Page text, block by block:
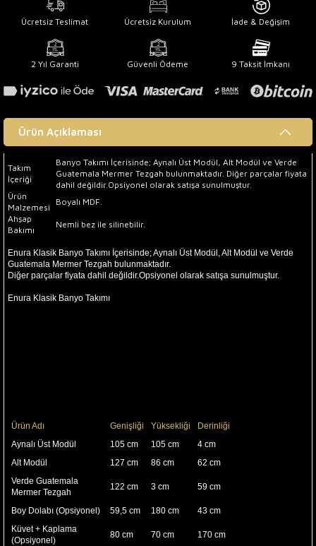
Ücretsiz Teslimat Ücretsiz Kurulum İade & Değişim
2 Yıl Garanti Güvenli Ödeme 9 Taksit İmkanı
Ürün Açıklaması
Takım
İçeriği
Banyo Takımı İçerisinde; Aynalı Üst Modül, Alt Modül ve Verde
Guatemala Mermer Tezgah bulunmaktadır. Diğer parçalar fiyata
dahil değildir.Opsiyonel olarak satışa sunulmuştur.
Ürün
Malzemesi
Boyalı MDF.
Ahşap
Bakımı
Nemli bez ile silinebilir.
Enura Klasik Banyo Takımı İçerisinde; Aynalı Üst Modül, Alt Modül ve Verde
Guatemala Mermer Tezgah bulunmaktadır.
Diğer parçalar fiyata dahil değildir.Opsiyonel olarak satışa sunulmuştur.
Enura Klasik Banyo Takımı
Ürün Adı
Genişliği Yüksekliği
Derinliği
Aynalı Üst Modül
105 cm 105 cm
4 cm
Alt Modül
127 cm 86 cm
62 cm
Verde Guatemala
Mermer Tezgah
122 cm 3 cm 59 cm
Boy Dolabı (Opsiyonel) 59,5 cm 180 cm
43 cm
Küvet + Kaplama
(Opsiyonel)
80 cm 70 cm 170 cm